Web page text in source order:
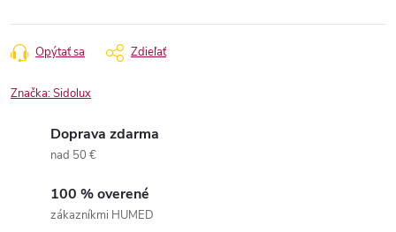
Opýtať sa Zdieľať
Značka:Sidolux
Doprava zdarma
nad 50 €
100 % overené
zákazníkmi HUMED